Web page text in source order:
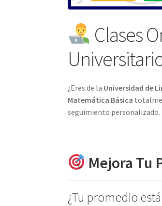
Clases
¿Eres de la Universidad de
Matemática Básica
seguimiento personalizado.
Mejora Tu
¿Tu promedio